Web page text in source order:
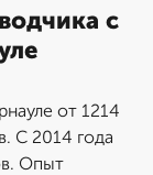
с
от 1214
С 2014 года
Опыт